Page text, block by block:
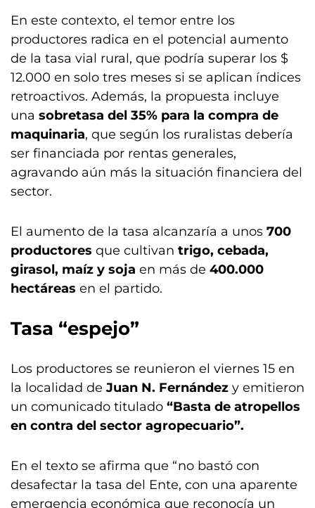
En este contexto, el temor entre los
productores radica en el potencial aumento
de la tasa vial rural, que podría superar los $
12.000 en solo tres meses si se aplican índices
retroactivos. Además, la propuesta incluye
una sobretasa del 35% para la compra de
maquinaria, que según los ruralistas debería
ser financiada por rentas generales,
agravando aún más la situación financiera del
sector.
El aumento de la tasa alcanzaría a unos 700
productores que cultivan trigo, cebada,
girasol, maíz y soja en más de 400.000
hectáreas en el partido.
Tasa “espejo”
Los productores se reunieron el viernes 15 en
la localidad de Juan N. Fernández y emitieron
un comunicado titulado “Basta de atropellos
en contra del sector agropecuario”.
En el texto se afirma que “no bastó con
desafectar la tasa del Ente, con una aparente
emergencia económica que reconocía un